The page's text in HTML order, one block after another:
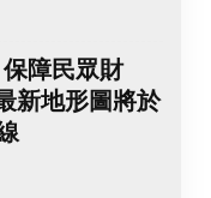
障民眾財
新地形圖將於